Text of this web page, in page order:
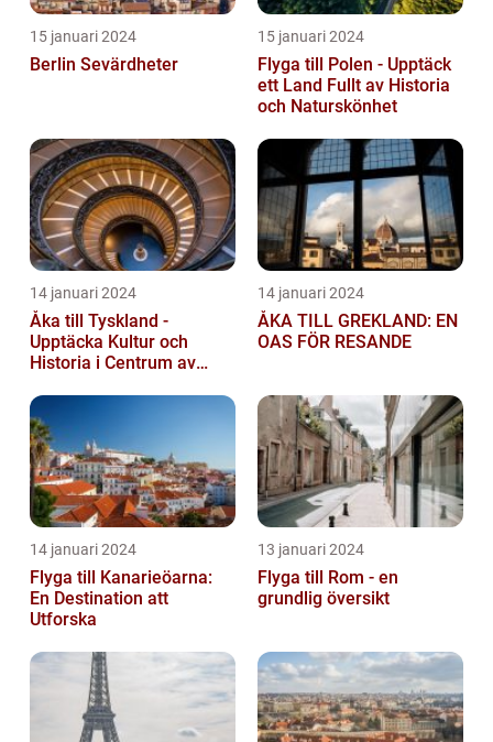
15 januari 2024
Berlin Sevärdheter
15 januari 2024
Flyga till Polen - Upptäck
ett Land Fullt av Historia
och Naturskönhet
14 januari 2024
Åka till Tyskland -
Upptäcka Kultur och
Historia i Centrum av
14 januari 2024
ÅKA TILL GREKLAND: EN
OAS FÖR RESANDE
14 januari 2024
Flyga till Kanarieöarna:
En Destination att
Utforska
13 januari 2024
Flyga till Rom - en
grundlig översikt